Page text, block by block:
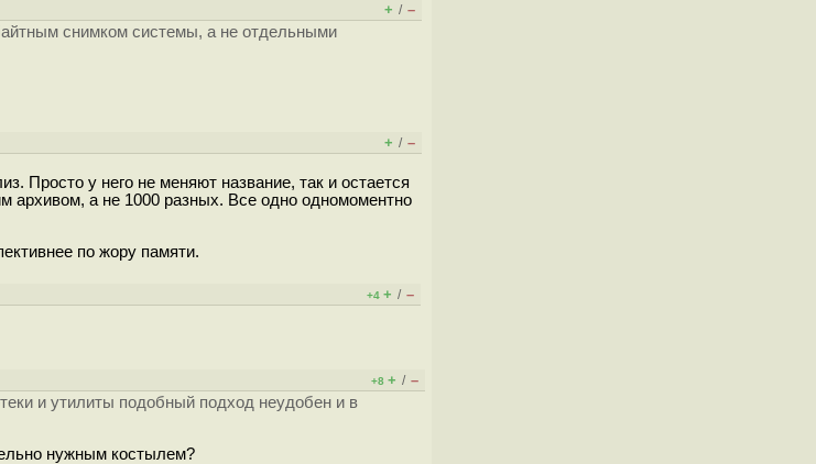
+ / –
снимком системы, а не отдельными
+ / –
Просто у него не меняют название, так и остается
архивом, а не 1000 разных. Все одно одномоментно
по жору памяти.
+4 + / –
+8 + / –
и утилиты подобный подход неудобен и в
нужным костылем?